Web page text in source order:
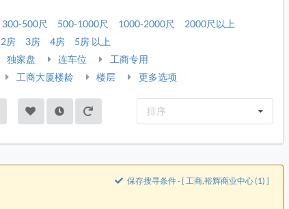
300-500尺 500-1000尺 1000-2000尺
2000尺以上
2房 3房 4房
5房 以上
独家盘 连车位
工商专用
工商大厦楼龄 楼层 更多选项
排序
保存搜寻条件 - [ 工商,裕辉商业中心 (1) ]